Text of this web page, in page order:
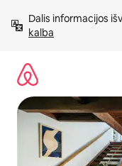
prie
turinio
Dalis informacijos
kalba